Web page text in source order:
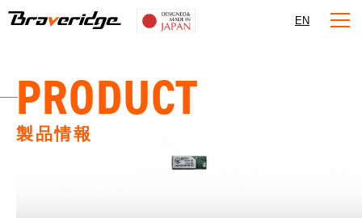
Braveridge
EN
PRODUCT
製品情報